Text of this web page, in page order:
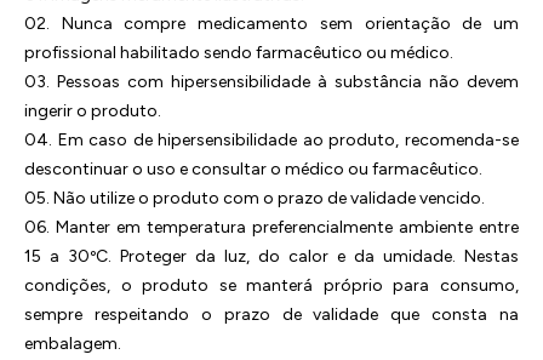
02. Nunca compre medicamento sem orientação de um
profissional habilitado sendo farmacêutico ou médico.
03. Pessoas com hipersensibilidade à substância não devem
ingerir o produto.
04. Em caso de hipersensibilidade ao produto, recomenda-se
descontinuar o uso e consultar o médico ou farmacêutico.
05. Não utilize o produto com o prazo de validade vencido.
06. Manter em temperatura preferencialmente ambiente entre
15 a 30ºC. Proteger da luz, do calor e da umidade. Nestas
condições, o produto se manterá próprio para consumo,
sempre respeitando o prazo de validade que consta na
embalagem.